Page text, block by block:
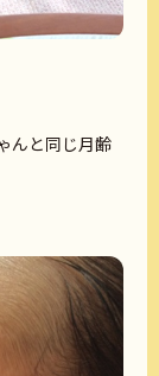
んと同じ月齢